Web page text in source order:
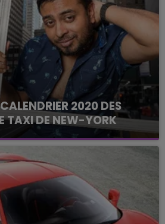
2020 DES
TAXI DE NEW-YORK